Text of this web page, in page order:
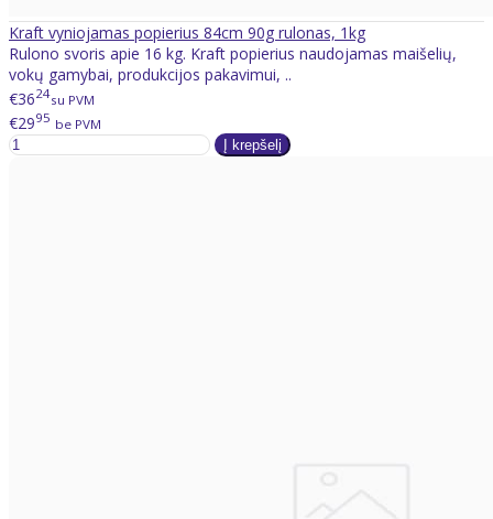
Kraft vyniojamas popierius 84cm 90g rulonas, 1kg
Rulono svoris apie 16 kg. Kraft popierius naudojamas maišelių,
vokų gamybai, produkcijos pakavimui, ..
€3624su PVM
€2995 be PVM